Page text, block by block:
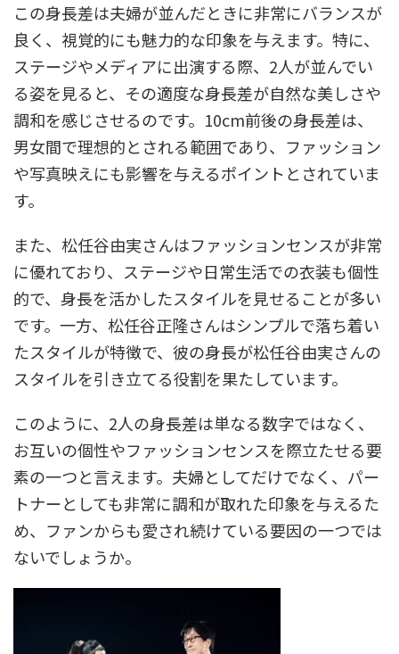
この身長差は夫婦が並んだときに非常にバランスが
良く、視覚的にも魅力的な印象を与えます。特に、
ステージやメディアに出演する際、2人が並んでい
る姿を見ると、その適度な身長差が自然な美しさや
調和を感じさせるのです。10cm前後の身長差は、
男女間で理想的とされる範囲であり、ファッション
や写真映えにも影響を与えるポイントとされていま
す。
また、松任谷由実さんはファッションセンスが非常
に優れており、ステージや日常生活での衣装も個性
的で、身長を活かしたスタイルを見せることが多い
です。一方、松任谷正隆さんはシンプルで落ち着い
たスタイルが特徴で、彼の身長が松任谷由実さんの
スタイルを引き立てる役割を果たしています。
このように、2人の身長差は単なる数字ではなく、
お互いの個性やファッションセンスを際立たせる要
素の一つと言えます。夫婦としてだけでなく、パー
トナーとしても非常に調和が取れた印象を与えるた
め、ファンからも愛され続けている要因の一つでは
ないでしょうか。